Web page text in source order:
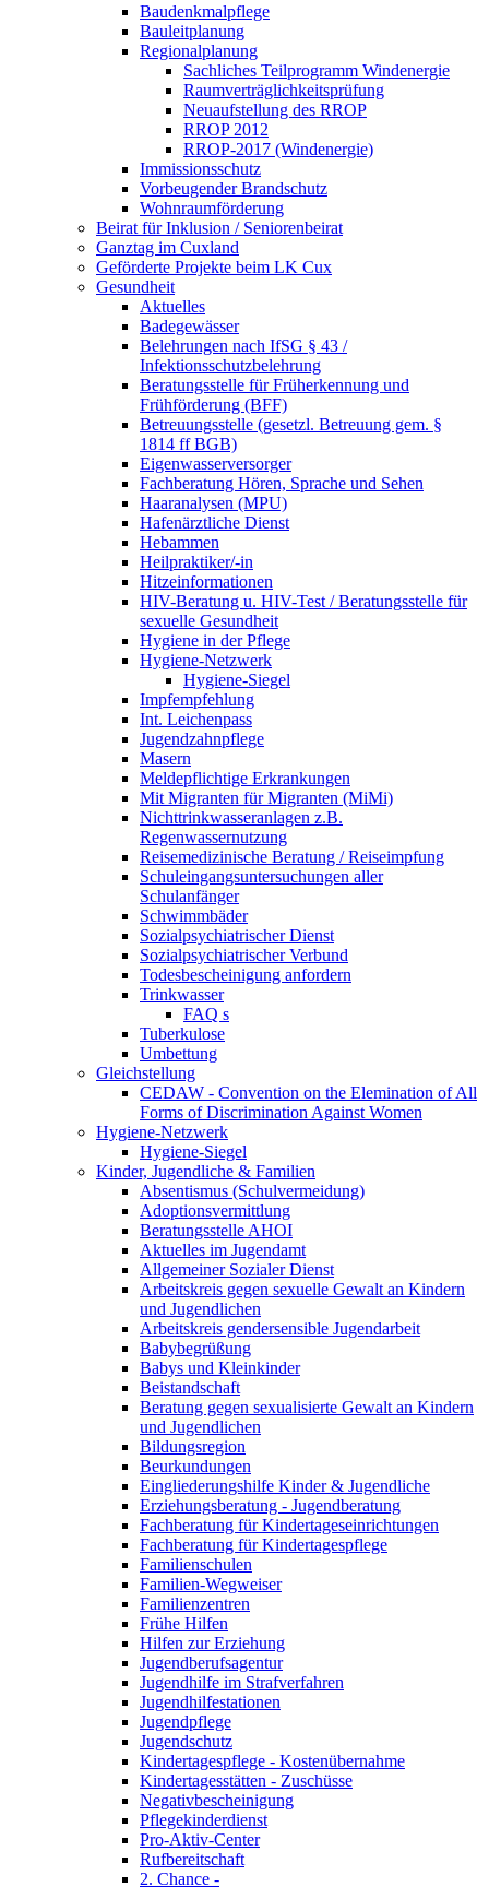
Baudenkmalpflege
Bauleitplanung
Regionalplanung
Sachliches Teilprogramm Windenergie
Raumverträglichkeitsprüfung
Neuaufstellung des RROP
RROP 2012
RROP-2017 (Windenergie)
Immissionsschutz
Vorbeugender Brandschutz
Wohnraumförderung
Beirat für Inklusion / Seniorenbeirat
Ganztag im Cuxland
Geförderte Projekte beim LK Cux
Gesundheit
Aktuelles
Badegewässer
Belehrungen nach IfSG § 43 /
Infektionsschutzbelehrung
Beratungsstelle für Früherkennung und
Frühförderung (BFF)
Betreuungsstelle (gesetzl. Betreuung gem. §
1814 ff BGB)
Eigenwasserversorger
Fachberatung Hören, Sprache und Sehen
Haaranalysen (MPU)
Hafenärztliche Dienst
Hebammen
Heilpraktiker/-in
Hitzeinformationen
HIV-Beratung u. HIV-Test / Beratungsstelle für
sexuelle Gesundheit
Hygiene in der Pflege
Hygiene-Netzwerk
Hygiene-Siegel
Impfempfehlung
Int. Leichenpass
Jugendzahnpflege
Masern
Meldepflichtige Erkrankungen
Mit Migranten für Migranten (MiMi)
Nichttrinkwasseranlagen z.B.
Regenwassernutzung
Reisemedizinische Beratung / Reiseimpfung
Schuleingangsuntersuchungen aller
Schulanfänger
Schwimmbäder
Sozialpsychiatrischer Dienst
Sozialpsychiatrischer Verbund
Todesbescheinigung anfordern
Trinkwasser
FAQ s
Tuberkulose
Umbettung
Gleichstellung
CEDAW - Convention on the Elemination of All
Forms of Discrimination Against Women
Hygiene-Netzwerk
Hygiene-Siegel
Kinder, Jugendliche & Familien
Absentismus (Schulvermeidung)
Adoptionsvermittlung
Beratungsstelle AHOI
Aktuelles im Jugendamt
Allgemeiner Sozialer Dienst
Arbeitskreis gegen sexuelle Gewalt an Kindern
und Jugendlichen
Arbeitskreis gendersensible Jugendarbeit
Babybegrüßung
Babys und Kleinkinder
Beistandschaft
Beratung gegen sexualisierte Gewalt an Kindern
und Jugendlichen
Bildungsregion
Beurkundungen
Eingliederungshilfe Kinder & Jugendliche
Erziehungsberatung - Jugendberatung
Fachberatung für Kindertageseinrichtungen
Fachberatung für Kindertagespflege
Familienschulen
Familien-Wegweiser
Familienzentren
Frühe Hilfen
Hilfen zur Erziehung
Jugendberufsagentur
Jugendhilfe im Strafverfahren
Jugendhilfestationen
Jugendpflege
Jugendschutz
Kindertagespflege - Kostenübernahme
Kindertagesstätten - Zuschüsse
Negativbescheinigung
Pflegekinderdienst
Pro-Aktiv-Center
Rufbereitschaft
2. Chance -